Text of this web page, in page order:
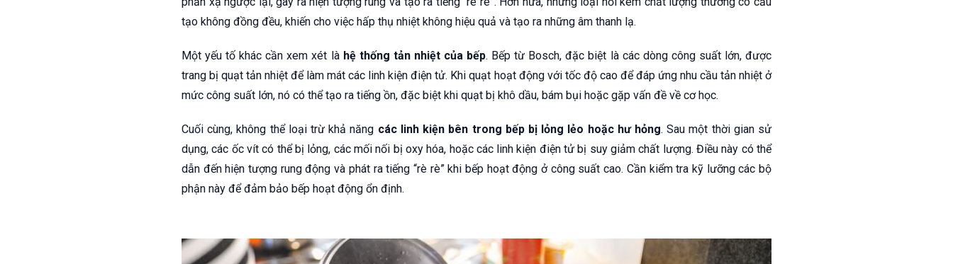
tạo không đồng đều, khiến cho việc hấp thụ nhiệt không hiệu quả và tạo ra những âm thanh lạ.
Một yếu tố khác cần xem xét là hệ thống tản nhiệt của bếp. Bếp từ Bosch, đặc biệt là các dòng công suất lớn, được
trang bị quạt tản nhiệt để làm mát các linh kiện điện tử. Khi quạt hoạt động với tốc độ cao để đáp ứng nhu cầu tản nhiệt ở
mức công suất lớn, nó có thể tạo ra tiếng ồn, đặc biệt khi quạt bị khô dầu, bám bụi hoặc gặp vấn đề về cơ học.
Cuối cùng, không thể loại trừ khả năng các linh kiện bên trong bếp bị lỏng lẻo hoặc hư hỏng. Sau một thời gian sử
dụng, các ốc vít có thể bị lỏng, các mối nối bị oxy hóa, hoặc các linh kiện điện tử bị suy giảm chất lượng. Điều này có thể
dẫn đến hiện tượng rung động và phát ra tiếng “rè rè” khi bếp hoạt động ở công suất cao. Cần kiểm tra kỹ lưỡng các bộ
phận này để đảm bảo bếp hoạt động ổn định.